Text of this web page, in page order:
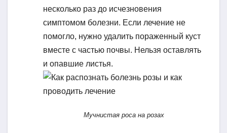
несколько раз до исчезновения
симптомом болезни. Если лечение не
помогло, нужно удалить пораженный куст
вместе с частью почвы. Нельзя оставлять
и опавшие листья.
Мучнистая роса на розах